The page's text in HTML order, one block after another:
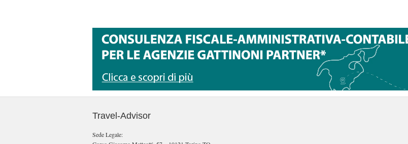
Travel-Advisor
Sede Legale: